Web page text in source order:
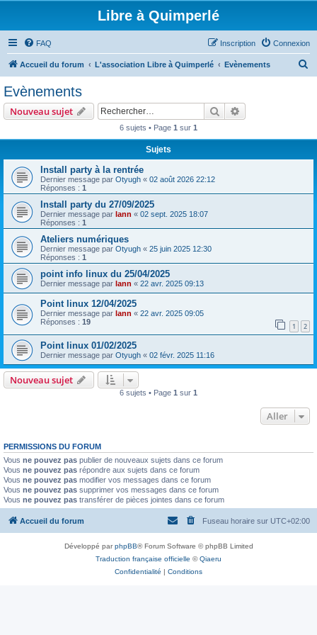
Libre à Quimperlé
FAQ Connexion
Inscription
Accueil du forum L'association Libre à Quimperlé Evènements
Evènements
Nouveau sujet Rechercher
6 sujets • Page 1 sur 1
Sujets
Install party à la rentrée
Dernier message par Otyugh « 02 août 2026 22:12
Réponses : 1
Install party du 27/09/2025
Dernier message par lann « 02 sept. 2025 18:07
Réponses : 1
Ateliers numériques
Dernier message par Otyugh « 25 juin 2025 12:30
Réponses : 1
point info linux du 25/04/2025
Dernier message par lann « 22 avr. 2025 09:13
Point linux 12/04/2025
Dernier message par lann « 22 avr. 2025 09:05
Réponses : 19 1 2
Point linux 01/02/2025
Dernier message par Otyugh « 02 févr. 2025 11:16
Nouveau sujet
6 sujets • Page 1 sur 1
Aller
PERMISSIONS DU FORUM
Vous ne pouvez pas publier de nouveaux sujets dans ce forum
Vous ne pouvez pas répondre aux sujets dans ce forum
Vous ne pouvez pas modifier vos messages dans ce forum
Vous ne pouvez pas supprimer vos messages dans ce forum
Vous ne pouvez pas transférer de pièces jointes dans ce forum
Accueil du forum Fuseau horaire sur UTC+02:00
Développé parphpBB® Forum Software © phpBB Limited
Traduction française officielle ©Qiaeru
Confidentialité | Conditions